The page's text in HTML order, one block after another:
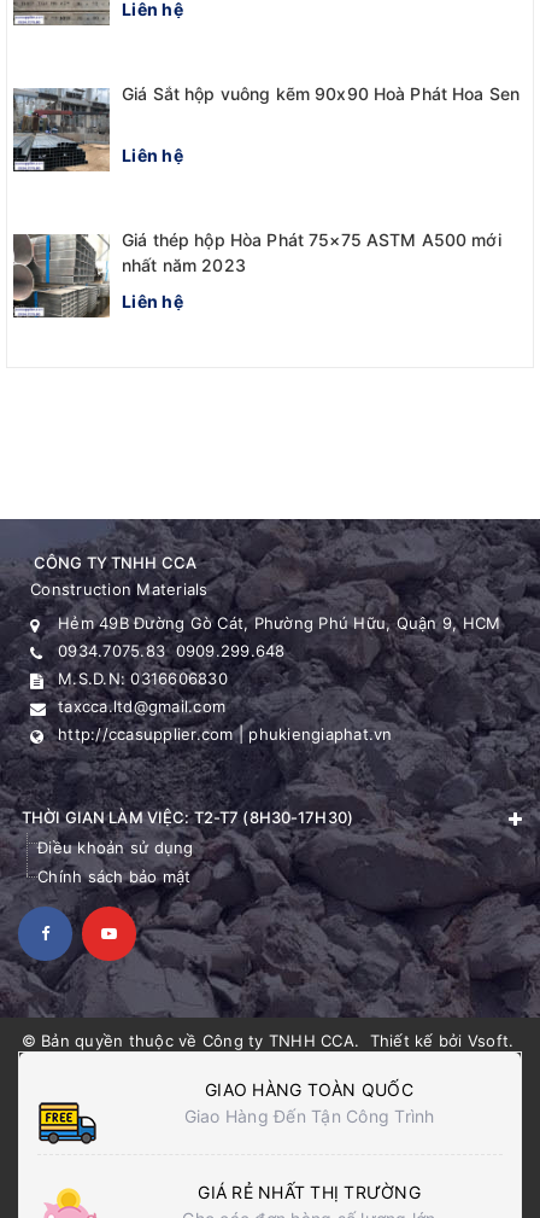
Liên hệ
Giá Sắt hộp vuông kẽm 90x90 Hoà Phát Hoa Sen
Liên hệ
Giá thép hộp Hòa Phát 75×75 ASTM A500 mới
nhất năm 2023
Liên hệ
CÔNG TY TNHH CCA
Construction Materials
Hẻm 49B Đường Gò Cát, Phường Phú Hữu, Quận 9, HCM
0934.7075.83 0909.299.648
M.S.D.N: 0316606830
taxcca.ltd@gmail.com
http://ccasupplier.com | phukiengiaphat.vn
THỜI GIAN LÀM VIỆC: T2-T7 (8H30-17H30)
Điều khoản sử dụng
Chính sách bảo mật
© Bản quyền thuộc về Công ty TNHH CCA. Thiết kế bởi Vsoft.
GIAO HÀNG TOÀN QUỐC
Giao Hàng Đến Tận Công Trình
GIÁ RẺ NHẤT THỊ TRƯỜNG